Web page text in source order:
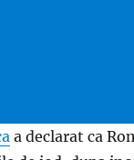
a declarat ca